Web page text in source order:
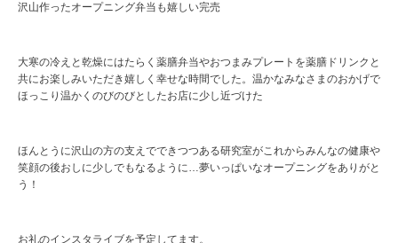
沢山作ったオープニング弁当も嬉しい完売
大寒の冷えと乾燥にはたらく薬膳弁当やおつまみプレートを薬膳ドリンクと
共にお楽しみいただき嬉しく幸せな時間でした。温かなみなさまのおかげで
ほっこり温かくのびのびとしたお店に少し近づけた
ほんとうに沢山の方の支えでできつつある研究室がこれからみんなの健康や
笑顔の後おしに少しでもなるように…夢いっぱいなオープニングをありがと
う！
お礼のインスタライブを予定してます。